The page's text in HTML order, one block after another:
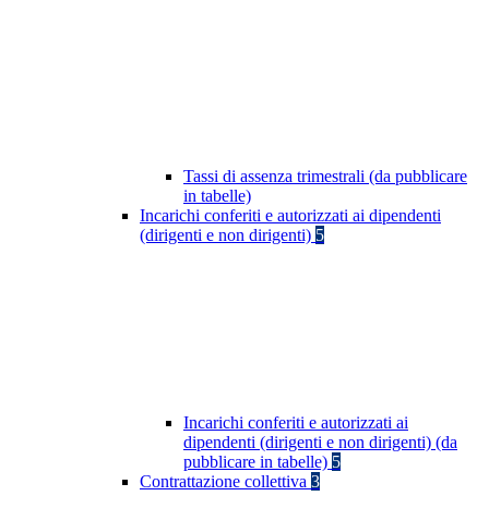
Tassi di assenza trimestrali (da pubblicare
in tabelle)
Incarichi conferiti e autorizzati ai dipendenti
(dirigenti e non dirigenti) 5
Incarichi conferiti e autorizzati ai
dipendenti (dirigenti e non dirigenti) (da
pubblicare in tabelle) 5
Contrattazione collettiva 3